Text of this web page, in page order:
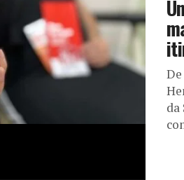
da